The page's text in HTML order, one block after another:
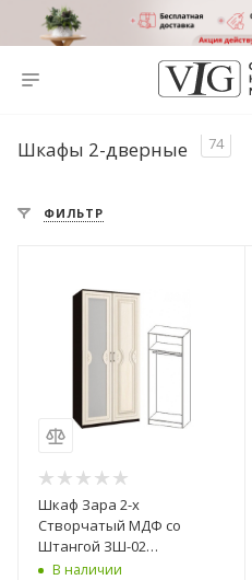
Шкафы 2-дверные 74
ФИЛЬТР
Шкаф Зара 2-х
Створчатый МДФ со
Штангой ЗШ-02
(1,0х2,02х0,5)/ Разные
В наличии